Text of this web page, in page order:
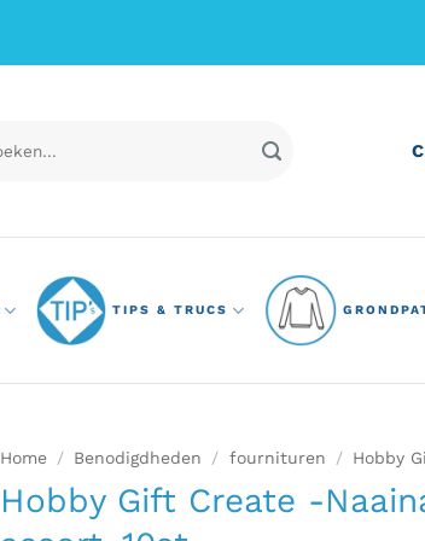
TIPS & TRUCS
Home / Benodigdheden / fournituren / Hobby
Hobby Gift Create -